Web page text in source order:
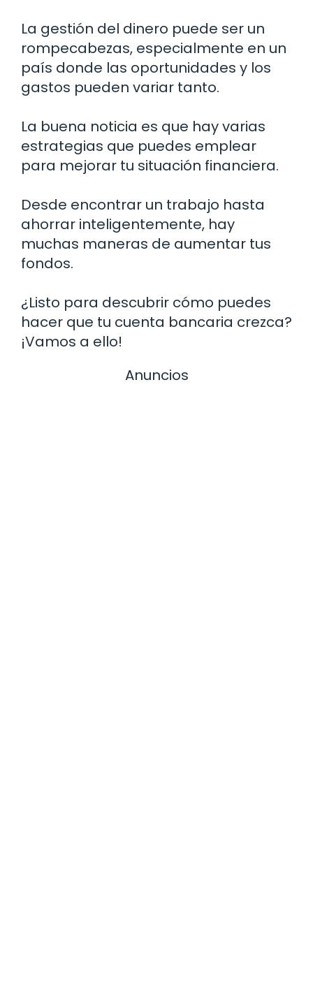
La gestión del dinero puede ser un
rompecabezas, especialmente en un
país donde las oportunidades y los
gastos pueden variar tanto.
La buena noticia es que hay varias
estrategias que puedes emplear
para mejorar tu situación financiera.
Desde encontrar un trabajo hasta
ahorrar inteligentemente, hay
muchas maneras de aumentar tus
fondos.
¿Listo para descubrir cómo puedes
hacer que tu cuenta bancaria crezca?
¡Vamos a ello!
Anuncios